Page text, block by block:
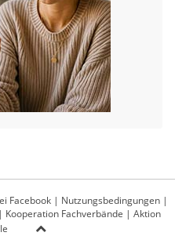
Facebook | Nutzungsbedingungen |
Kooperation Fachverbände | Aktion